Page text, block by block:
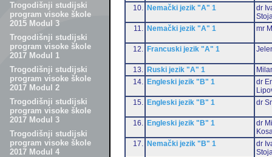
Trogodišnji studijski
program visoke škole
2015 Modul 3
Trogodišnji studijski
program visoke škole
2017 Modul 1
Trogodišnji studijski
program visoke škole
2017 Modul 2
Trogodišnji studijski
program visoke škole
2017 Modul 3
Trogodišnji studijski
program visoke škole
2017 Modul 4
10. Nemački jezik "A" 1
dr
11.
Nemački jezik "A" 1 mr
12. Francuski jezik "A" 1
13. Ruski jezik "A" 1
14.
Engleski jezik "B" 1
dr
15.
Engleski jezik "B" 1 dr
16. Engleski jezik "B" 1
dr
17.
Nemački jezik "B" 1
dr